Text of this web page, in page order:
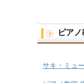
ピア
サキ・ミュ